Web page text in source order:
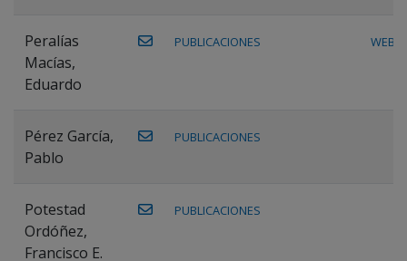
Peralías
Macías,
Eduardo
PUBLICACIONES WEB
Pérez García,
Pablo
PUBLICACIONES
Potestad
Ordóñez,
Francisco E.
PUBLICACIONES